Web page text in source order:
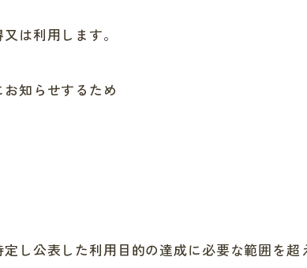
は利用します。
知らせするため
し公表した利用目的の達成に必要な範囲を